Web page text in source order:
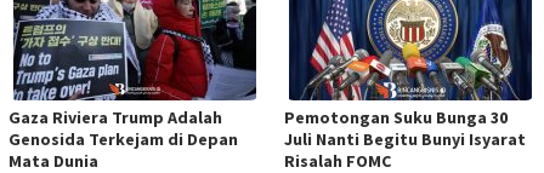
Gaza Riviera Trump Adalah
Genosida Terkejam di Depan
Mata Dunia
Pemotongan Suku Bunga 30
Juli Nanti Begitu Bunyi Isyarat
Risalah FOMC